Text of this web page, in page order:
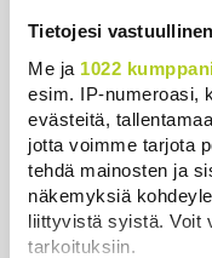
Tietojesi
Me ja 1022
esim. IP-numeroasi,
evästeitä,
jotta voimme tarjota
tehdä mainosten ja
näkemyksiä
liittyvistä syistä. Voit
tarkoituksiin.
Reuters: FBI
ja Venäjän
huolissaan –
Uutiset | 5.8.2026 22:07
Ruotsin kuningas
käyttöön Ylitorniolla